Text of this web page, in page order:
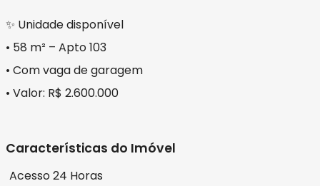
✨ Unidade disponível
• 58 m² – Apto 103
• Com vaga de garagem
• Valor: R$ 2.600.000
Características do Imóvel
Acesso 24 Horas